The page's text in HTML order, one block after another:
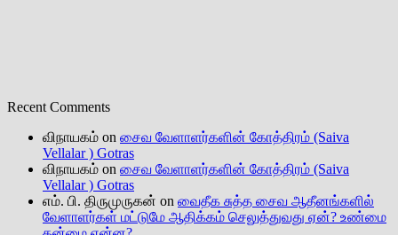
Recent Comments
விநாயகம் on சைவ வேளாளர்களின் கோத்திரம் (Saiva
Vellalar ) Gotras
விநாயகம் on சைவ வேளாளர்களின் கோத்திரம் (Saiva
Vellalar ) Gotras
எம். பி. திருமுருகன் on வைதீக சுத்த சைவ ஆதீனங்களில்
வேளாளர்கள் மட்டுமே ஆதிக்கம் செலுத்துவது ஏன்? உண்மை